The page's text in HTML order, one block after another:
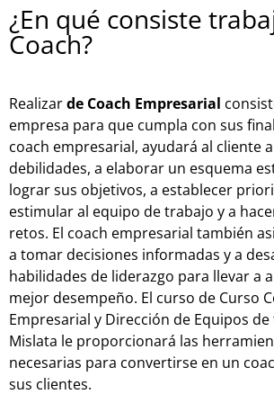
¿En qué consiste
Coach?
Realizarde Coach Empresarial
empresa para que cumpla con sus
coach empresarial, ayudará al cliente
debilidades, a elaborar un esquema
lograr sus objetivos, a establecer
estimular al equipo de trabajo y a
retos. El coach empresarial también
a tomar decisiones informadas y a
habilidades de liderazgo para llevar a
mejor desempeño. El curso de Curso
Empresarial y Dirección de Equipos
Mislata le proporcionará las
necesarias para convertirse en un
sus clientes.